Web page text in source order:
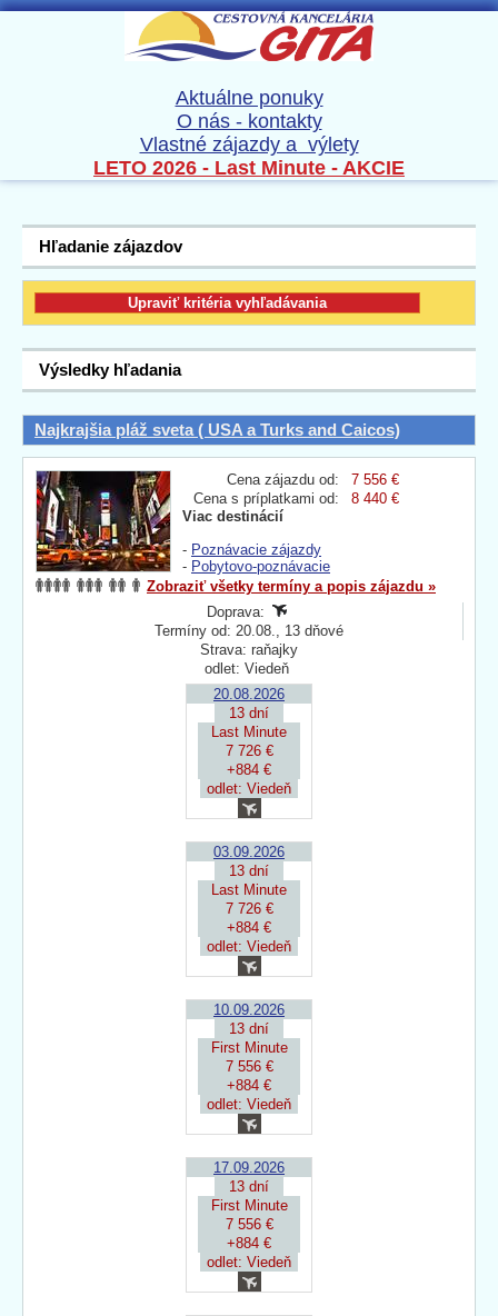
Aktuálne ponuky
O nás - kontakty
Vlastné zájazdy a výlety
LETO 2026 - Last Minute - AKCIE
Hľadanie zájazdov
Výsledky hľadania
Najkrajšia pláž sveta ( USA a Turks and Caicos)
Cena zájazdu od:
7 556 €
Cena s príplatkami od:
8 440 €
Viac destinácií
- Poznávacie zájazdy
- Pobytovo-poznávacie
Zobraziť všetky termíny a popis zájazdu »
Doprava:
Termíny od: 20.08., 13 dňové
Strava: raňajky
odlet: Viedeň
20.08.2026
13 dní
Last Minute
7 726 €
+884 €
odlet: Viedeň
03.09.2026
13 dní
Last Minute
7 726 €
+884 €
odlet: Viedeň
10.09.2026
13 dní
First Minute
7 556 €
+884 €
odlet: Viedeň
17.09.2026
13 dní
First Minute
7 556 €
+884 €
odlet: Viedeň